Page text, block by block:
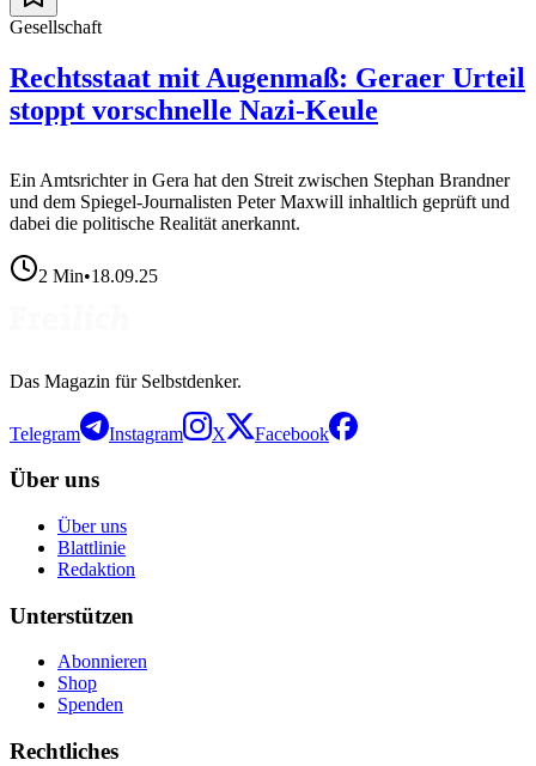
Gesellschaft
Rechtsstaat mit Augenmaß: Geraer Urteil
stoppt vorschnelle Nazi-Keule
Ein Amtsrichter in Gera hat den Streit zwischen Stephan Brandner
und dem Spiegel-Journalisten Peter Maxwill inhaltlich geprüft und
dabei die politische Realität anerkannt.
2 Min•18.09.25
Das Magazin für Selbstdenker.
Telegram Instagram X Facebook
Über uns
Über uns
Blattlinie
Redaktion
Unterstützen
Abonnieren
Shop
Spenden
Rechtliches